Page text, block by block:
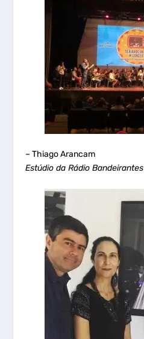
– Thiago Arancam
Estúdio da Rádio Bandeirantes